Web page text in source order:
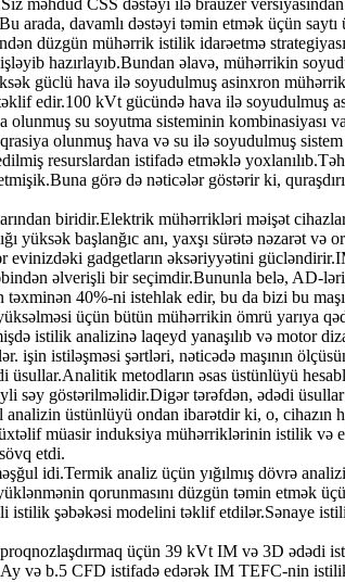
məhdud CSS dəstəyi ilə brauzer
davamlı dəstəyi təmin etmək üçün
düzgün mühərrik istilik idarəetmə
hazırlayıb.Bundan əlavə, mühərrikin
güclü hava ilə soyudulmuş asinxron
edir.100 kVt gücündə hava ilə
olunmuş su soyutma sisteminin
olunmuş hava və su ilə soyudulmuş
resurslardan istifadə etməklə
görə də nəticələr göstərir ki,
biridir.Elektrik mühərrikləri məişət
başlanğıc anı, yaxşı sürətə nəzarət və
evinizdəki gadgetların əksəriyyətini
əlverişli bir seçimdir.Bununla belə, AD-
40%-ni istehlak edir, bu da bizi bu
üçün bütün mühərrikin ömrü yarıya
istilik analizinə laqeyd yanaşılıb və motor
işin istiləşməsi şərtləri, nəticədə maşının
metodların əsas üstünlüyü
səy göstərilməlidir.Digər tərəfdən, ədədi
üstünlüyü ondan ibarətdir ki, o, cihazın
müasir induksiya mühərriklərinin istilik
etdi.
idi.Termik analiz üçün yığılmış dövrə
qorunmasını düzgün təmin etmək
istilik şəbəkəsi modelini təklif etdilər.Sənaye
proqnozlaşdırmaq üçün 39 kVt IM və 3D
və b.5 CFD istifadə edərək IM TEFC-nin